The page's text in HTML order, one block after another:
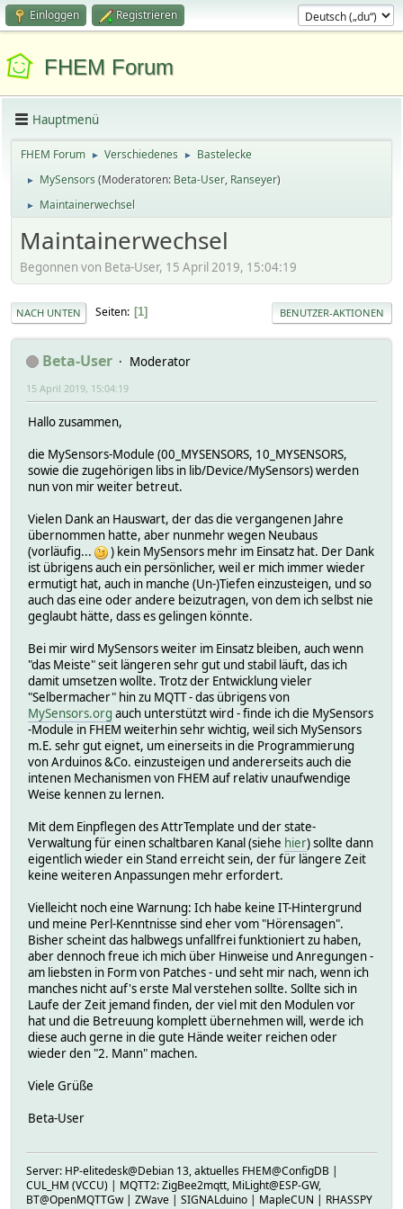
Einloggen Registrieren
FHEM Forum
Hauptmenü
FHEM Forum ► Verschiedenes ► Bastelecke
► MySensors(Moderatoren: Beta-User, Ranseyer)
► Maintainerwechsel
Maintainerwechsel
Begonnen von Beta-User, 15 April 2019, 15:04:19
NACH UNTEN Seiten 1 BENUTZER-AKTIONEN
Beta-User Moderator
15 April 2019, 15:04:19
Hallo zusammen,
die MySensors-Module (00_MYSENSORS, 10_MYSENSORS,
sowie die zugehörigen libs in lib/Device/MySensors) werden
nun von mir weiter betreut.
Vielen Dank an Hauswart, der das die vergangenen Jahre
übernommen hatte, aber nunmehr wegen Neubaus
(vorläufig...
) kein MySensors mehr im Einsatz hat. Der Dank
ist übrigens auch ein persönlicher, weil er mich immer wieder
ermutigt hat, auch in manche (Un-)Tiefen einzusteigen, und so
auch das eine oder andere beizutragen, von dem ich selbst nie
geglaubt hätte, dass es gelingen könnte.
Bei mir wird MySensors weiter im Einsatz bleiben, auch wenn
"das Meiste" seit längeren sehr gut und stabil läuft, das ich
damit umsetzen wollte. Trotz der Entwicklung vieler
"Selbermacher" hin zu MQTT - das übrigens von
MySensors.org auch unterstützt wird - finde ich die MySensors
-Module in FHEM weiterhin sehr wichtig, weil sich MySensors
m.E. sehr gut eignet, um einerseits in die Programmierung
von Arduinos &Co. einzusteigen und andererseits auch die
intenen Mechanismen von FHEM auf relativ unaufwendige
Weise kennen zu lernen.
Mit dem Einpflegen des AttrTemplate und der state-
Verwaltung für einen schaltbaren Kanal (siehe hier) sollte dann
eigentlich wieder ein Stand erreicht sein, der für längere Zeit
keine weiteren Anpassungen mehr erfordert.
Vielleicht noch eine Warnung: Ich habe keine IT-Hintergrund
und meine Perl-Kenntnisse sind eher vom "Hörensagen".
Bisher scheint das halbwegs unfallfrei funktioniert zu haben,
aber dennoch freue ich mich über Hinweise und Anregungen -
am liebsten in Form von Patches - und seht mir nach, wenn ich
manches nicht auf's erste Mal verstehen sollte. Sollte sich in
Laufe der Zeit jemand finden, der viel mit den Modulen vor
hat und die Betreuung komplett übernehmen will, werde ich
diese auch gerne in die gute Hände weiter reichen oder
wieder den "2. Mann" machen.
Viele Grüße
Beta-User
Server: HP-elitedesk@Debian 13, aktuelles FHEM@ConfigDB |
CUL_HM (VCCU) | MQTT2: ZigBee2mqtt, MiLight@ESP-GW,
BT@OpenMQTTGw | ZWave | SIGNALduino | MapleCUN | RHASSPY